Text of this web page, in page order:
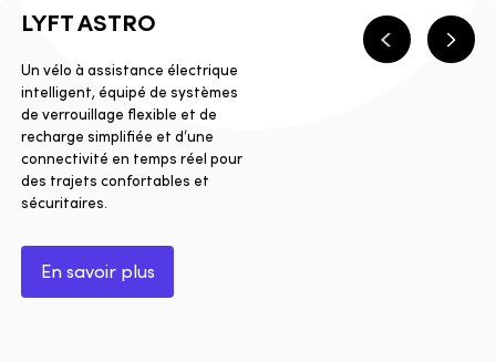
Précédent
LYFT ASTRO
Un vélo à assistance électrique
intelligent, équipé de systèmes
de verrouillage flexible et de
recharge simplifiée et d’une
connectivité en temps réel pour
des trajets confortables et
sécuritaires.
En savoir plus